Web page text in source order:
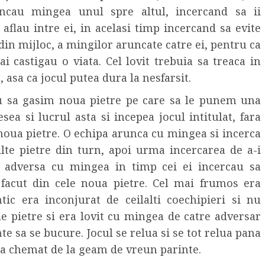
mingea unul spre altul, incercand sa ii
aflau intre ei, in acelasi timp incercand sa evite
mijloc, a mingilor aruncate catre ei, pentru ca
castigau o viata. Cel lovit trebuia sa treaca in
ca jocul putea dura la nesfarsit.
sa gasim noua pietre pe care sa le punem una
si lucrul asta si incepea jocul intitulat, fara
pietre. O echipa arunca cu mingea si incerca
pietre din turn, apoi urma incercarea de a-i
cu mingea in timp cei ei incercau sa
din cele noua pietre. Cel mai frumos era
era inconjurat de ceilalti coechipieri si nu
pietre si era lovit cu mingea de catre adversar
sa se bucure. Jocul se relua si se tot relua pana
chemat de la geam de vreun parinte.